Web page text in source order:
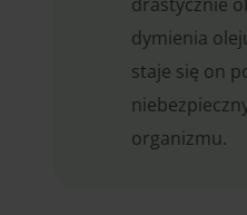
dymienia
staje się on
organizmu.